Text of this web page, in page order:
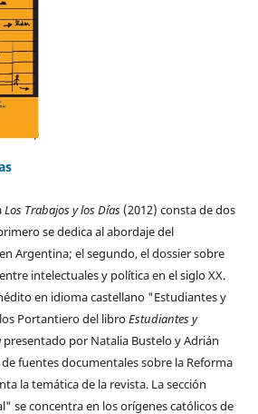
Los Trabajos y los Días(2012) consta de dos
se dedica al abordaje del
Argentina; el segundo, el dossier sobre
intelectuales y política en el siglo XX.
en idioma castellano "Estudiantes y
Portantiero del libroEstudiantes y
presentado por Natalia Bustelo y Adrián
fuentes documentales sobre la Reforma
la temática de la revista. La sección
se concentra en los orígenes católicos de